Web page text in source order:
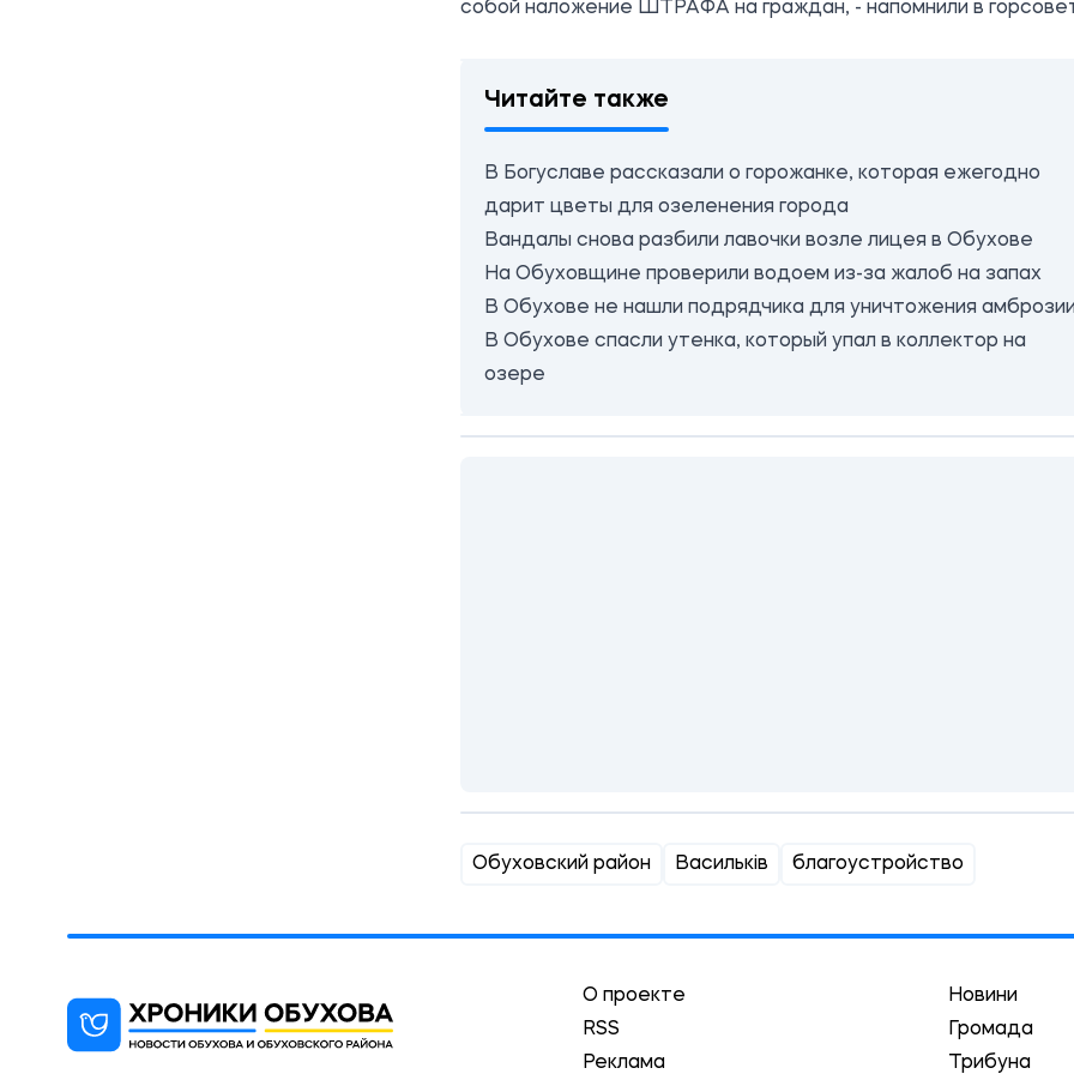
собой наложение ШТРАФА на граждан, - напомнили в
Читайте также
В Богуславе рассказали о горожанке, которая ежегодно
дарит цветы для озеленения города
Вандалы снова разбили лавочки возле лицея в Обухове
На Обуховщине проверили водоем из-за жалоб на запах
В Обухове не нашли подрядчика для уничтожения амброзии
В Обухове спасли утенка, который упал в коллектор на
озере
Обуховский район Васильків благоустройство
О проекте
RSS
Реклама
Новини
Громада
Трибуна